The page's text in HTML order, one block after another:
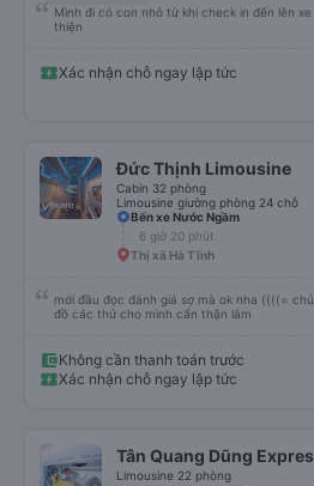
Mình đi có con nhỏ từ khi check in đến lên
thiện
Xác nhận chỗ ngay lập tức
Đức Thịnh Limousine
Cabin 32 phòng
Limousine giường phòng 24 chỗ
Bến xe Nước Ngầm
6 giờ 20 phút
Thị xã Hà Tĩnh
mới đầu đọc đánh giá sợ mà ok nha ((((=
đồ các thứ cho mình cẩn thận lắm
Không cần thanh toán trước
Xác nhận chỗ ngay lập tức
Tân Quang Dũng
Limousine 22 phòng